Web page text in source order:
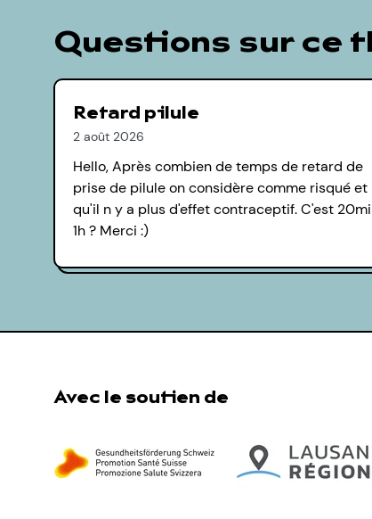
Questions sur ce
Retard pilule
2 août 2026
Hello, Après combien de temps de retard de
prise de pilule on considère comme risqué et
qu'il n y a plus d'effet contraceptif. C'est
1h ? Merci :)
Avec le soutien de